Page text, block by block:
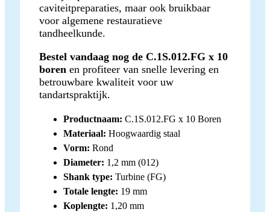
caviteitpreparaties, maar ook bruikbaar
voor algemene restauratieve
tandheelkunde.
Bestel vandaag nog de C.1S.012.FG x 10
boren en profiteer van snelle levering en
betrouwbare kwaliteit voor uw
tandartspraktijk.
Productnaam: C.1S.012.FG x 10 Boren
Materiaal: Hoogwaardig staal
Vorm: Rond
Diameter: 1,2 mm (012)
Shank type: Turbine (FG)
Totale lengte: 19 mm
Koplengte: 1,20 mm